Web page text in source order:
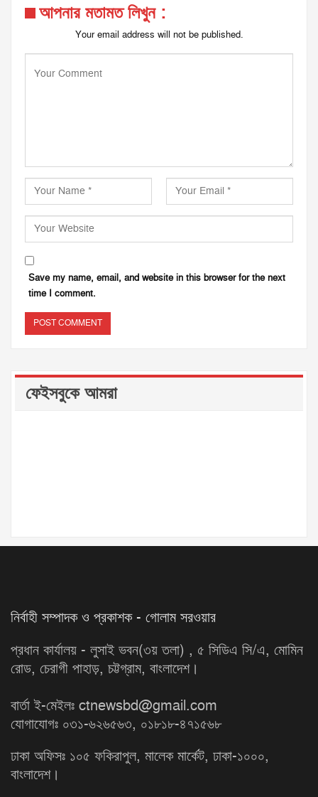
আপনার মতামত লিখুন :
Your email address will not be published.
Save my name, email, and website in this browser for the next
time I comment.
ফেইসবুকে আমরা
নির্বাহী সম্পাদক ও প্রকাশক - গোলাম সরওয়ার
প্রধান কার্যালয় - লুসাই ভবন(৩য় তলা) , ৫ সিডিএ সি/এ, মোমিন
রোড, চেরাগী পাহাড়, চট্টগ্রাম, বাংলাদেশ।
বার্তা ই-মেইলঃ ctnewsbd@gmail.com
যোগাযোগঃ ০৩১-৬২৬৫৬৩, ০১৮১৮-৪৭১৫৬৮
ঢাকা অফিসঃ ১০৫ ফকিরাপুল, মালেক মার্কেট, ঢাকা-১০০০,
বাংলাদেশ।